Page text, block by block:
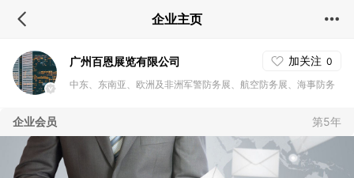
企业主页
广州百恩展览有限公司 加关注 0
中东、东南亚、欧洲及非洲军警防务展、航空防务展、海事防务
企业会员 第5年